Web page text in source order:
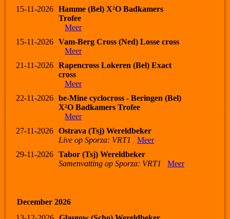
15-11-2026
Hamme (Bel) X²O Badkamers
Trofee
Meer
15-11-2026
Vam-Berg Cross (Ned) Losse cross
Meer
21-11-2026
Rapencross Lokeren (Bel) Exact
cross
Meer
22-11-2026
be-Mine cyclocross - Beringen (Bel)
X²O Badkamers Trofee
Meer
27-11-2026
Ostrava (Tsj) Wereldbeker
Live op Sporza: VRT1
Meer
29-11-2026
Tabor (Tsj) Wereldbeker
Samenvatting op Sporza: VRT1
Meer
December 2026